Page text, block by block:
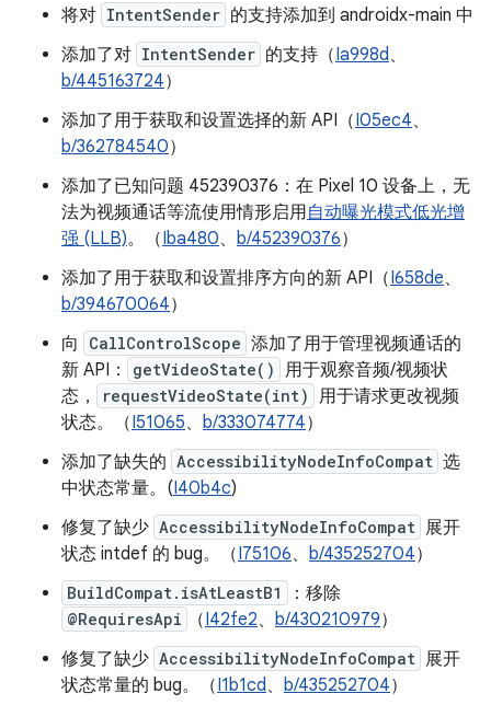
将对 IntentSender 的支持添加到 androidx-main 中
添加了对 IntentSender 的支持（Ia998d、
b/445163724）
添加了用于获取和设置选择的新 API（I05ec4、
b/362784540）
添加了已知问题 452390376：在 Pixel 10 设备上，无
法为视频通话等流使用情形启用自动曝光模式低光增
强 (LLB)。（Iba480、 b/452390376）
添加了用于获取和设置排序方向的新 API（I658de、
b/394670064）
向
CallControlScope 添加了用于管理视频通话的
新 API：
getVideoState()
用于观察音频/视频状
态，
requestVideoState(int)
用于请求更改视频
状态。（I51065、 b/333074774）
添加了缺失的 AccessibilityNodeInfoCompat 选
中状态常量。(I40b4c)
修复了缺少 AccessibilityNodeInfoCompat 展开
状态 intdef 的 bug。（I75106、 b/435252704）
BuildCompat.isAtLeastB1 ：移除
@RequiresApi （I42fe2、 b/430210979）
修复了缺少 AccessibilityNodeInfoCompat 展开
状态常量的 bug。（I1b1cd、 b/435252704）